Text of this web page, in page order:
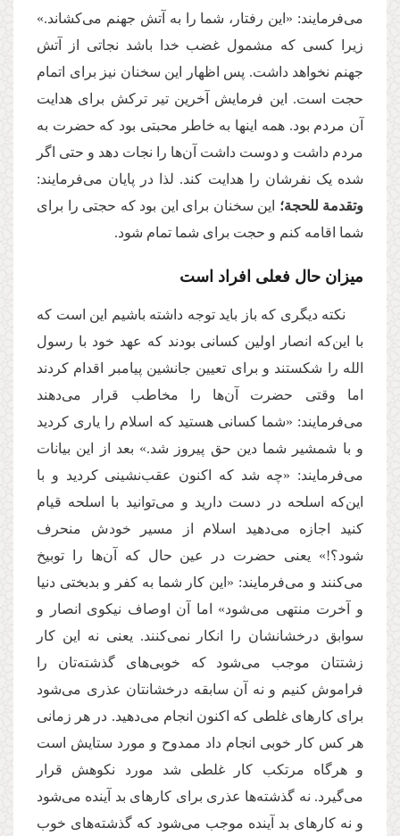
می‌فرمایند: «این رفتار، شما را به آتش جهنم می‌کشاند.»
زیرا کسی که مشمول غضب خدا باشد نجاتی از آتش
جهنم نخواهد داشت. پس اظهار این‌ سخنان نیز برای اتمام
حجت است. این فرمایش آخرین تیر ترکش برای هدایت
آن مردم بود. همه اینها به خاطر محبتی بود که حضرت به
مردم داشت و دوست داشت آن‌ها را نجات دهد و حتی اگر
شده یک نفرشان را هدایت کند. لذا در پایان می‌فرمایند:
وتقدمة للحجة؛ این سخنان برای این‌ بود که حجتی را برای
شما اقامه کنم و حجت برای شما تمام شود.
میزان حال فعلی افراد است
نکته دیگری که باز باید توجه داشته باشیم این است که
با این‌که انصار اولین کسانی بودند که عهد خود با رسول
الله را شکستند و برای تعیین جانشین پیامبر اقدام کردند
اما وقتی حضرت آن‌ها را مخاطب قرار می‌دهند
می‌فرمایند: «شما کسانی هستید که اسلام را یاری کردید
و با شمشیر شما دین حق پیروز شد.» بعد از این بیانات
می‌فرمایند: «چه شد که اکنون عقب‌نشینی کردید و با
این‌که اسلحه در دست دارید و می‌توانید با اسلحه قیام
کنید اجازه می‌دهید اسلام از مسیر خودش منحرف
شود؟!» یعنی حضرت در عین حال که آن‌ها را توبیخ
می‌کنند و می‌فرمایند: «این کار شما به کفر و بدبختی دنیا
و آخرت منتهی می‌شود» اما آن اوصاف نیکوی انصار و
سوابق درخشانشان را انکار نمی‌کنند. یعنی نه این کار
زشتتان موجب می‌شود ‌که خوبی‌‌های گذشته‌تان را
فراموش کنیم و نه آن سابقه درخشانتان عذری می‌شود
برای کارهای غلطی که اکنون انجام می‌دهید. در هر زمانی
هر کس کار خوبی انجام داد ممدوح و مورد ستایش است
و هرگاه مرتکب کار غلطی شد مورد نکوهش قرار
می‌گیرد. نه گذشته‌ها عذری برای کارهای بد آینده می‌شود
و نه کارهای بد آینده موجب می‌شود که گذشته‌های خوب